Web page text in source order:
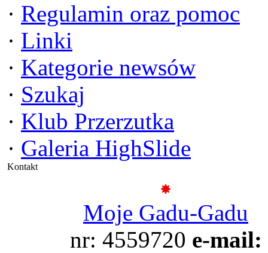
· Regulamin oraz pomoc
· Linki
· Kategorie newsów
· Szukaj
· Klub Przerzutka
· Galeria HighSlide
Kontakt
Moje Gadu-Gadu
nr: 4559720 e-mail: